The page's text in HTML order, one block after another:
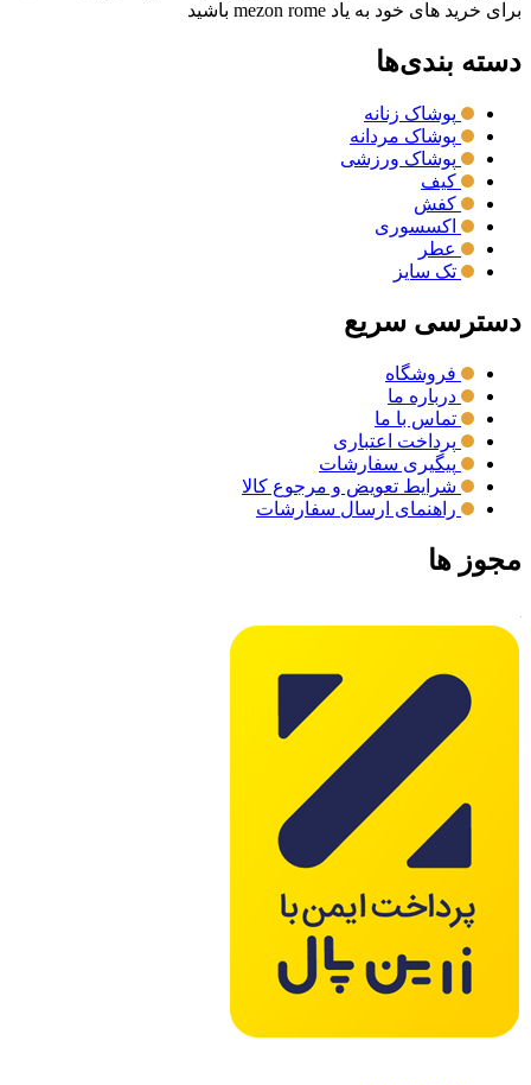
برای خرید های خود به یاد mezon rome باشید
دسته بندی‌ها
پوشاک زنانه
پوشاک مردانه
پوشاک ورزشی
کیف
کفش
اکسسوری
عطر
تک سایز
دسترسی سریع
فروشگاه
درباره ما
تماس با ما
پرداخت اعتباری
پیگیری سفارشات
شرایط تعویض و مرجوع کالا
راهنمای ارسال سفارشات
مجوز ها